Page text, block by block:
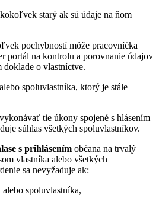
starý ak sú údaje na ňom
pochybností môže pracovníčka
portál na kontrolu a porovnanie údajov
doklade o vlastníctve.
spoluvlastníka, ktorý je stále
tie úkony spojené s hlásením
súhlas všetkých spoluvlastníkov.
s prihlásením občana na trvalý
vlastníka alebo všetkých
sa nevyžaduje ak:
spoluvlastníka,